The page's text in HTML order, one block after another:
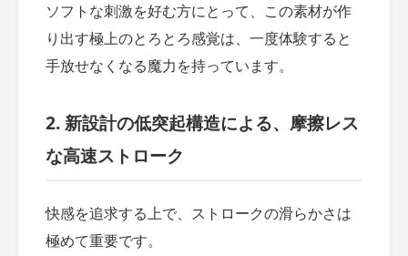
ソフトな刺激を好む方にとって、この素材が作
り出す極上のとろとろ感覚は、一度体験すると
手放せなくなる魔力を持っています。
2. 新設計の低突起構造による、摩擦レス
な高速ストローク
快感を追求する上で、ストロークの滑らかさは
極めて重要です。